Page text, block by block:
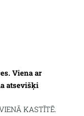
Viena ar
atsevišķi
KASTĪTĒ.